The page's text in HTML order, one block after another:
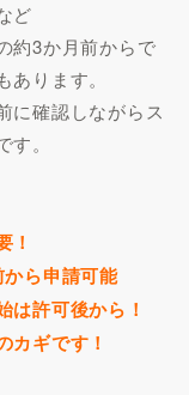
ど
3か月前からで
ります。
確認しながらス
。
ら申請可能
許可後から！
ギです！